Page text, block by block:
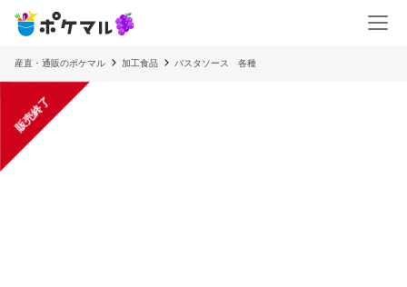
産直・通販のポケマル 加工食品 パスタソース 各種
販売終了